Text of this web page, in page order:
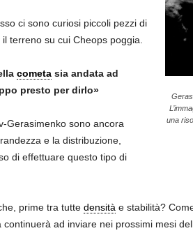
una
ci sono curiosi piccoli pezzi di
terreno su cui Cheops poggia.
cometasia andata ad
presto per dirlo»
Gerasimenko sono ancora
e la distribuzione,
di effettuare questo tipo di
prime tra tutte densità e stabilità?
ad inviare nei prossimi mesi